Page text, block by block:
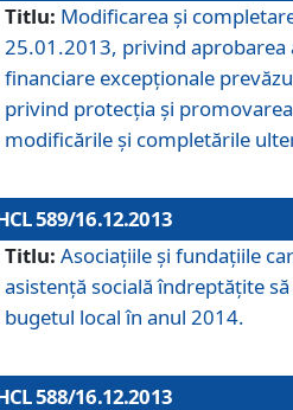
Titlu: Modificarea şi
25.01.2013, privind
financiare excepţionale
privind protecţia şi
modificările şi completările
589/16.12.2013
Titlu: Asociaţiile şi fundaţiile
asistenţă socială îndreptăţite
bugetul local în anul 2014.
588/16.12.2013